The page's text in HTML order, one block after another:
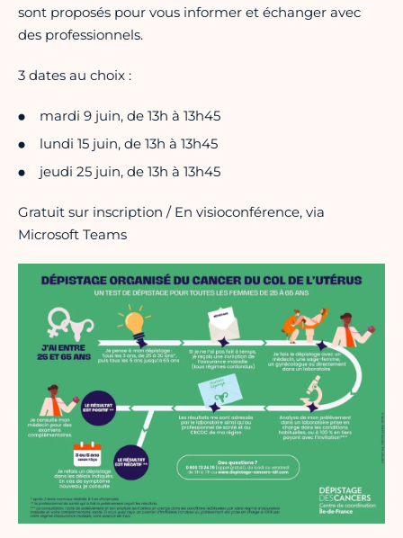
sont proposés pour vous informer et échanger avec
des professionnels.
3 dates au choix :
mardi 9 juin, de 13h à 13h45
lundi 15 juin, de 13h à 13h45
jeudi 25 juin, de 13h à 13h45
Gratuit sur inscription / En visioconférence, via
Microsoft Teams